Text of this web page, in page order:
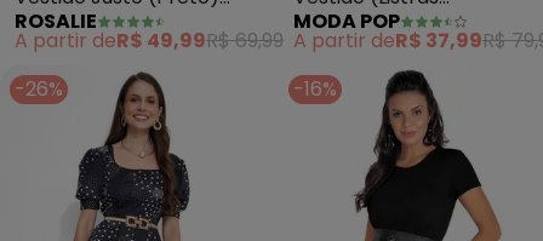
Manga Ampla
ROSALIE
A partir deR$ 49,99R$ 69,99
Preta)Decote
Transpassado e Fenda
MODA POP
A partir deR$ 37,99R$
-26%
-16%